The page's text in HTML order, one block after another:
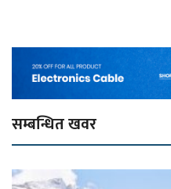
सम्बन्धित खवर